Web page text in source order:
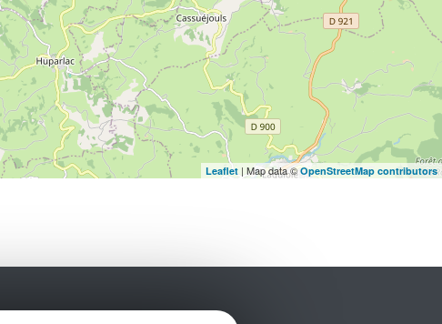
Leaflet | Map data ©OpenStreetMap contributors